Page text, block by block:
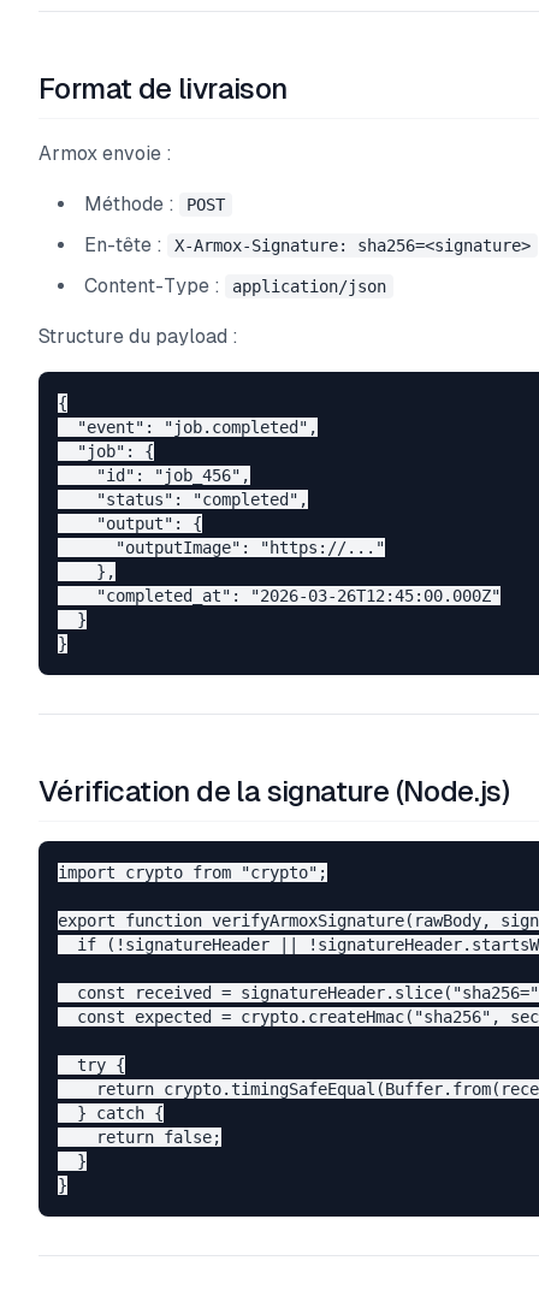
Format de livraison
Armox envoie :
Méthode : POST
En-tête : X-Armox-Signature: sha256=<signature>
Content-Type : application/json
Structure du payload :
{
  "event": "job.completed",
  "job": {
    "id": "job_456",
    "status": "completed",
    "output": {
      "outputImage": "https://..."
    },
    "completed_at": "2026-03-26T12:45:00.000Z"
  }
Vérification de la signature (Node.js)
import crypto from "crypto";
export function verifyArmoxSignature(rawBody,
if (!signatureHeader ||
const received =
const expected = crypto.createHmac("sha256",
  try {
return
  } catch {
    return false;
  }